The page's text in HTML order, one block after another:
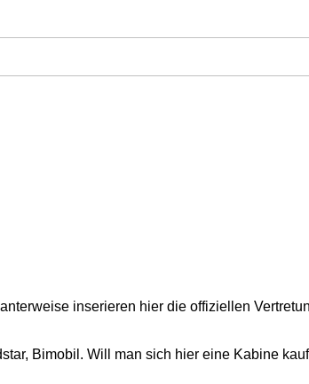
inserieren hier die offiziellen
Bimobil. Will man sich hier eine Kabine